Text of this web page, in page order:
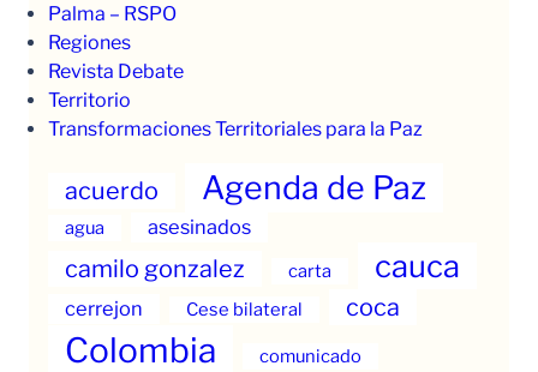
Palma – RSPO
Regiones
Revista Debate
Territorio
Transformaciones Territoriales para la Paz
acuerdo Agenda de Paz
agua asesinados
camilo gonzalez carta cauca
cerrejon Cese bilateral coca
Colombia comunicado